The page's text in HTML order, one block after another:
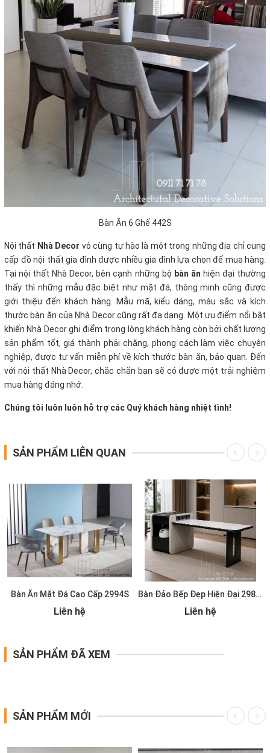
Bàn Ăn 6 Ghế 442S
Nội thất Nhà Decor vô cùng tự hào là một trong những địa chỉ cung
cấp đồ nội thất gia đình được nhiều gia đình lựa chọn để mua hàng.
Tại nội thất Nhà Decor, bên cạnh những bộ bàn ăn hiện đại thường
thấy thì những mẫu đặc biệt như mặt đá, thông minh cũng được
giới thiệu đến khách hàng. Mẫu mã, kiểu dáng, màu sắc và kích
thước bàn ăn của Nhà Decor cũng rất đa dạng. Một ưu điểm nổi bật
khiến Nhà Decor ghi điểm trong lòng khách hàng còn bởi chất lượng
sản phẩm tốt, giá thành phải chăng, phong cách làm việc chuyên
nghiệp, được tư vấn miễn phí về kích thước bàn ăn, bảo quan. Đến
với nội thất Nhà Decor, chắc chắn bạn sẽ có được một trải nghiệm
mua hàng đáng nhớ.
Chúng tôi luôn luôn hỗ trợ các Quý khách hàng nhiệt tình!
SẢN PHẨM LIÊN QUAN
Bàn Ăn Mặt Đá Cao Cấp 2994S
Liên hệ
Bàn Đảo Bếp Đẹp Hiện Đại 2986S
Liên hệ
SẢN PHẨM ĐÃ XEM
SẢN PHẨM MỚI